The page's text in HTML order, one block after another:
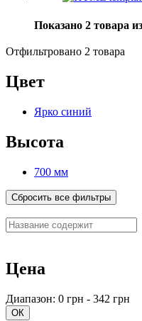
Показано 2 товара
Отфильтровано 2 товара
Цвет
Ярко синий
Высота
700 мм
Сбросить все фильтры
Цена
Диапазон: 0 грн - 342 грн
ОК